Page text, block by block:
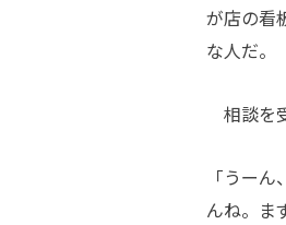
が店の看
な人だ。
相談を
「うー
んね。ま